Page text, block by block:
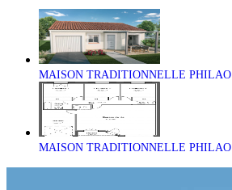
MAISON TRADITIONNELLE PHILAO
MAISON TRADITIONNELLE PHILAO